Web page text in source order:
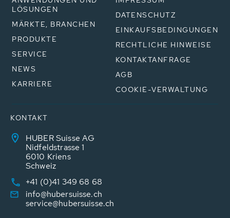
LÖSUNGEN
MÄRKTE, BRANCHEN
PRODUKTE
SERVICE
NEWS
KARRIERE
DATENSCHUTZ
EINKAUFSBEDINGUNGEN
RECHTLICHE HINWEISE
KONTAKTANFRAGE
AGB
COOKIE-VERWALTUNG
KONTAKT
HUBER Suisse AG
Nidfeldstrasse 1
6010 Kriens
Schweiz
+41 (0)41 349 68 68
info@hubersuisse.ch
service@hubersuisse.ch